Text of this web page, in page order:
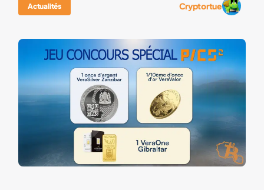
Actualités Cryptortue